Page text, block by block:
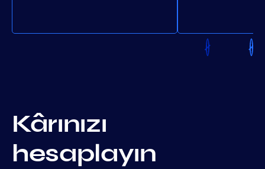
Kârınızı
hesaplayın